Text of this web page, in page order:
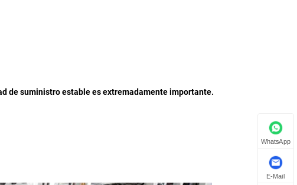
de suministro estable es extremadamente importante.
WhatsApp
E-Mail